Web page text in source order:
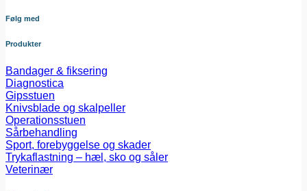
Følg med
Produkter
Bandager & fiksering
Diagnostica
Gipsstuen
Knivsblade og skalpeller
Operationsstuen
Sårbehandling
Sport, forebyggelse og skader
Trykaflastning – hæl, sko og såler
Veterinær